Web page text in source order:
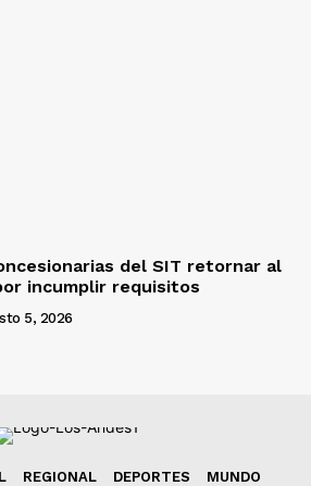
del SIT retornar al
incumplir requisitos
5, 2026
REGIONAL DEPORTES
MUNDO